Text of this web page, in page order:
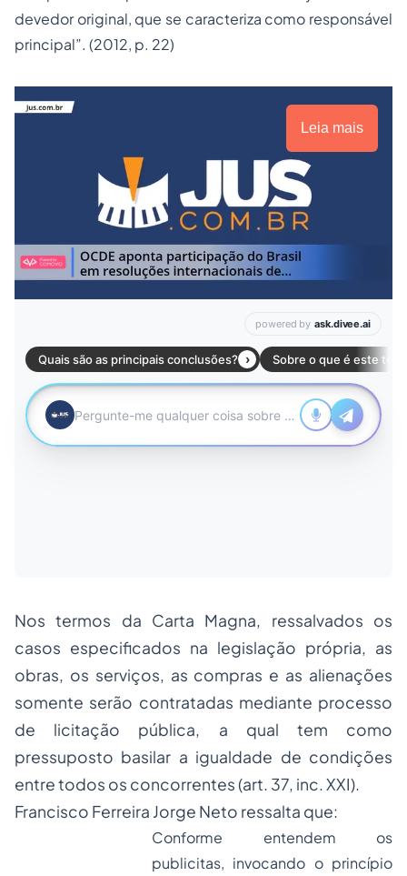
devedor original, que se caracteriza como responsável
principal”. (2012, p. 22)
Leia mais
Nos termos da Carta Magna, ressalvados os
casos especificados na legislação própria, as
obras, os serviços, as compras e as alienações
somente serão contratadas mediante processo
de licitação pública, a qual tem como
pressuposto basilar a igualdade de condições
entre todos os concorrentes (art. 37, inc. XXI).
Francisco Ferreira Jorge Neto ressalta que:
Conforme entendem os
publicitas, invocando o princípio